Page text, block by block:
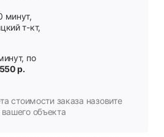
минут,
т-кт,
по
р.
стоимости заказа назовите
объекта